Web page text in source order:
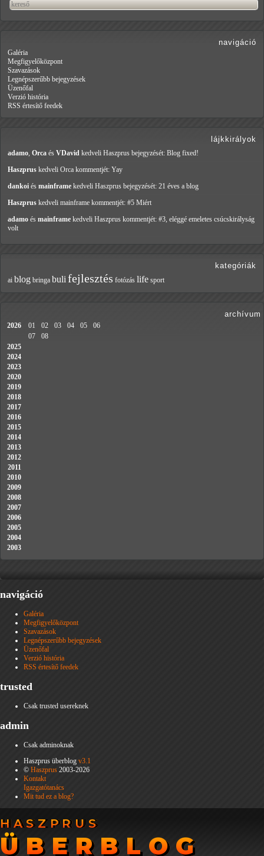
navigáció
Galéria
Megfigyelőközpont
Szavazások
Legnépszerűbb bejegyzések
Üzenőfal
Verzió história
RSS értesítő feedek
lájkkirályok
adamo, Orca és VDavid kedveli Haszprus bejegyzését: Blog fixed!
Haszprus kedveli Orca kommentjét: Yay
dankoi és mainframe kedveli Haszprus bejegyzését: 21 éves a blog
Haszprus kedveli mainframe kommentjét: #5 Miért
adamo és mainframe kedveli Haszprus kommentjét: #3, eléggé emeletes csúcskirályság
volt
kategóriák
ai blog bringa buli fejlesztés fotózás life sport
archívum
2026 01 02 03 04 05
06
07
08
2025
2024
2023
2020
2019
2018
2017
2016
2015
2014
2013
2012
2011
2010
2009
2008
2007
2006
2005
2004
2003
navigáció
Galéria
Megfigyelőközpont
Szavazások
Legnépszerűbb bejegyzések
Üzenőfal
Verzió história
RSS értesítő feedek
trusted
Csak trusted usereknek
admin
Csak adminoknak
Haszprus überblog v3.1
© Haszprus 2003-2026
Kontakt
Igazgatótanács
Mit tud ez a blog?
HASZPRUS
ÜBERBLOG
HASZPRUS
ÜBERBLOG